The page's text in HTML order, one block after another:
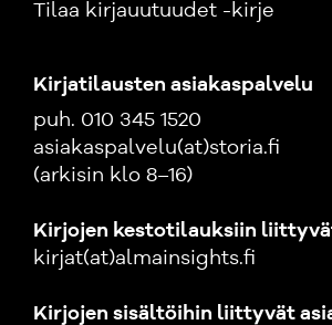
Tilaa kirjauutuudet -kirje
Kirjatilausten asiakaspalvelu
puh. 010 345 1520
asiakaspalvelu(at)storia.fi
(arkisin klo 8–16)
Kirjojen kestotilauksiin
kirjat(at)almainsights.fi
Kirjojen sisältöihin liittyvät